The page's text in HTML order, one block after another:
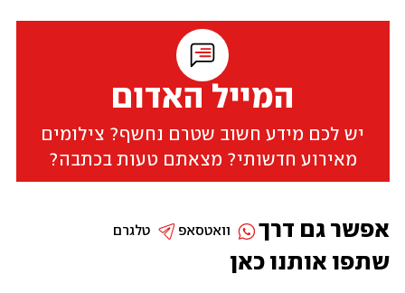
המייל האדום
יש לכם מידע חשוב שטרם נחשף? צילומים
מאירוע חדשותי? מצאתם טעות בכתבה?
שתפו אותנו כאן
אפשר גם דרך טלגרם וואטסאפ